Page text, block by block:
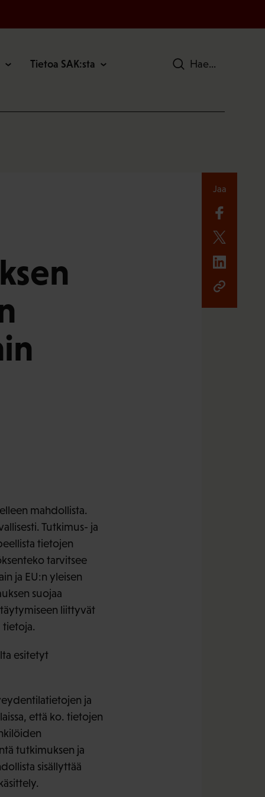
Tietoa SAK:sta Hae
mahdollista.
Tutkimus- ja
tietojen
tarvitsee
ja EU:n yleisen
suojaa
liittyvät
tietoja.
esitetyt
ja
että ko. tietojen
tutkimuksen ja
sisällyttää
Jaa